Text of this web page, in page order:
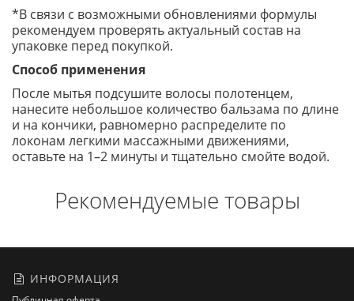
*В связи с возможными обновлениями формулы
рекомендуем проверять актуальный состав на
упаковке перед покупкой.
Способ применения
После мытья подсушите волосы полотенцем,
нанесите небольшое количество бальзама по длине
и на кончики, равномерно распределите по
локонам легкими массажными движениями,
оставьте на 1–2 минуты и тщательно смойте водой.
Рекомендуемые товары
ИНФОРМАЦИЯ